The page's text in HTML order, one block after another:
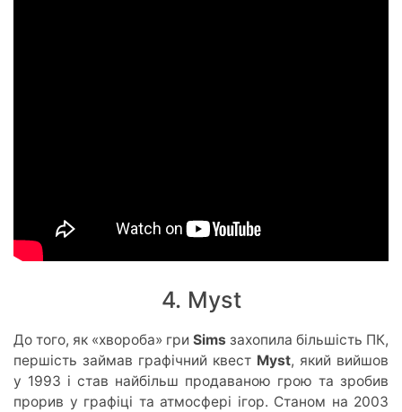
4. Myst
До того, як «хвороба» гри Sims захопила більшість ПК,
першість займав графічний квест Myst, який вийшов
у 1993 і став найбільш продаваною грою та зробив
прорив у графіці та атмосфері ігор. Станом на 2003